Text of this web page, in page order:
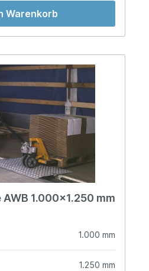
Warenkorb
1.000x1.250 mm
1.000 mm
1.250 mm